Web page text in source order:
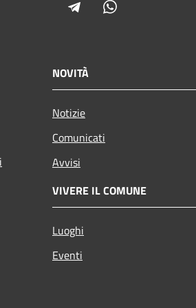
Telegram
NOVITÀ
Notizie
Comunicati
Avvisi
VIVERE IL COMUNE
Luoghi
Eventi